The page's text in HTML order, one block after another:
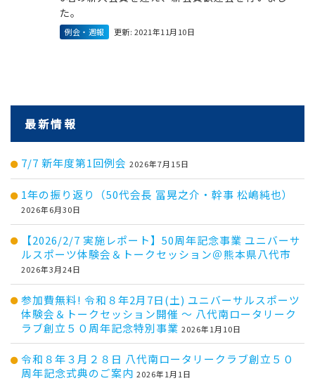
た。
例会・週報 更新: 2021年11月10日
最新情報
7/7 新年度第1回例会 2026年7月15日
1年の振り返り（50代会長 冨晃之介・幹事 松嶋純也）
2026年6月30日
【2026/2/7 実施レポート】50周年記念事業 ユニバーサ
ルスポーツ体験会＆トークセッション＠熊本県八代市
2026年3月24日
参加費無料! 令和８年2月7日(土) ユニバーサルスポーツ
体験会＆トークセッション開催 ～ 八代南ロータリーク
ラブ創立５０周年記念特別事業 2026年1月10日
令和８年３月２８日 八代南ロータリークラブ創立５０
周年記念式典のご案内 2026年1月1日